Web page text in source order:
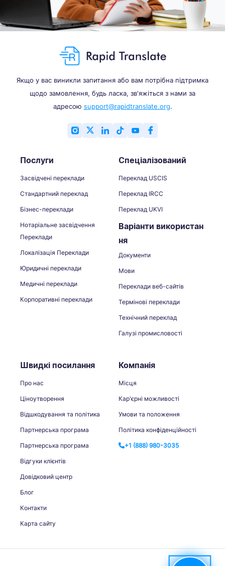
Якщо у вас виникли запитання або вам потрібна підтримка
щодо замовлення, будь ласка, зв'яжіться з нами за
адресою support@rapidtranslate.org.
Послуги
Засвідчені переклади
Стандартний переклад
Бізнес-переклади
Нотаріальне засвідчення
Переклади
Локалізація Переклади
Юридичні переклади
Медичні переклади
Корпоративні переклади
Спеціалізований
Переклад USCIS
Переклад IRCC
Переклад UKVI
Варіанти використан
ня
Документи
Мови
Переклади веб-сайтів
Термінові переклади
Технічний переклад
Галузі промисловості
Швидкі посилання
Про нас
Ціноутворення
Відшкодування та політика
Партнерська програма
Партнерська програма
Відгуки клієнтів
Довідковий центр
Блог
Контакти
Карта сайту
Компанія
Місця
Кар'єрні можливості
Умови та положення
Політика конфіденційності
+1 (888) 980-3035